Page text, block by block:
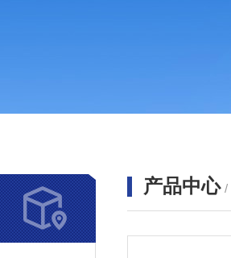
产品中心 /